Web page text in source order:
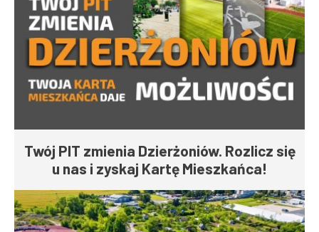
Twój PIT zmienia Dzierżoniów. Rozlicz się
u nas i zyskaj Kartę Mieszkańca!